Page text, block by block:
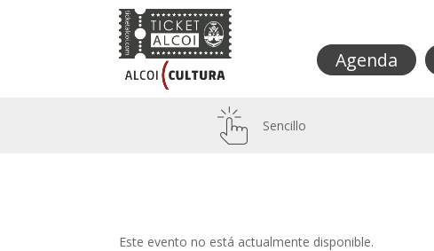
Agenda
Sencillo
Este evento no está actualmente disponible.